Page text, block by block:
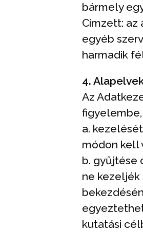
bármely
Címzett: az
egyéb
harmadik
4.
Az
a.
módon kell
b. gyűjtése
ne kezeljék
kutatási